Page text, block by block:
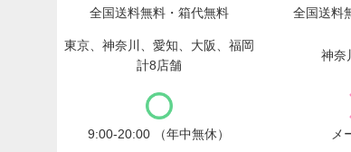
全国送料無料・箱代無料
全国送料
東京、神奈川、愛知、大阪、福岡
計8店舗
神奈
9:00-20:00 （年中無休） メ